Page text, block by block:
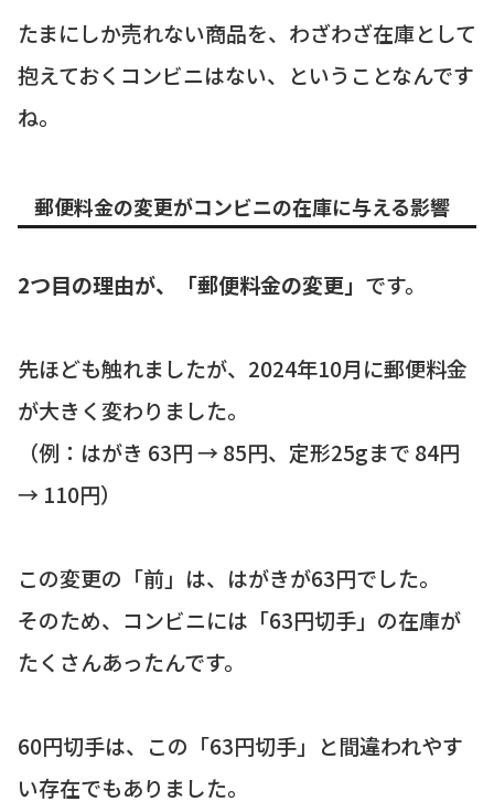
たまにしか売れない商品を、わざわざ在庫として
抱えておくコンビニはない、ということなんです
ね。
郵便料金の変更がコンビニの在庫に与える影響
2つ目の理由が、「郵便料金の変更」 です。
先ほども触れましたが、2024年10月に郵便料金
が大きく変わりました。
（例：はがき 63円 → 85円、定形25gまで 84円
→ 110円）
この変更の「前」は、はがきが63円でした。
そのため、コンビニには「63円切手」の在庫が
たくさんあったんです。
60円切手は、この「63円切手」と間違われやす
い存在でもありました。